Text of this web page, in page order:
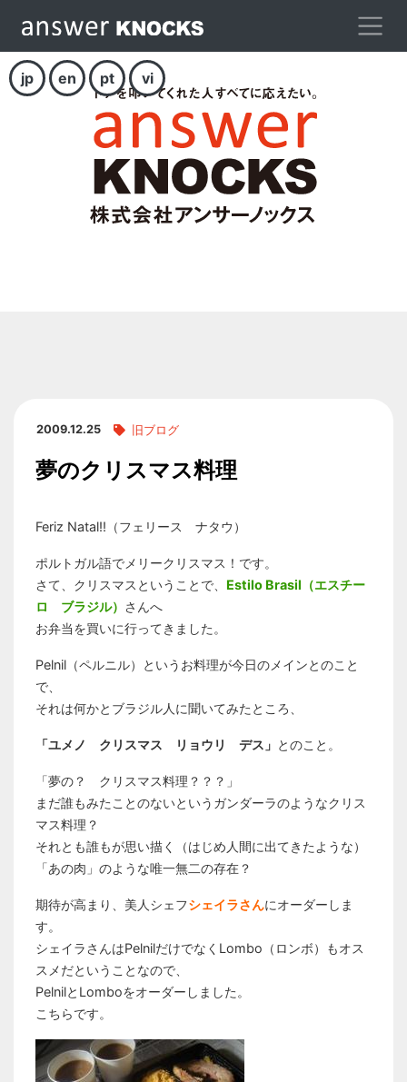
jp en pt vi
2009.12.25 旧ブログ
夢のクリスマス料理
Feriz Natal!!（フェリース ナタウ）
ポルトガル語でメリークリスマス！です。
さて、クリスマスということで、 Estilo Brasil（エスチー
ロ ブラジル） さんへ
お弁当を買いに行ってきました。
Pelnil（ペルニル）というお料理が今日のメインとのこと
で、
それは何かとブラジル人に聞いてみたところ、
「ユメノ クリスマス リョウリ デス」 とのこと。
「夢の？ クリスマス料理？？？」
まだ誰もみたことのないというガンダーラのようなクリス
マス料理？
それとも誰もが思い描く（はじめ人間に出てきたような）
「あの肉」のような唯一無二の存在？
期待が高まり、美人シェフシェイラさんにオーダーしま
す。
シェイラさんはPelnilだけでなくLombo（ロンボ）もオス
スメだということなので、
PelnilとLomboをオーダーしました。
こちらです。